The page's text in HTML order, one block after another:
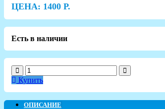
ЦЕНА: 1400 Р.
Есть в наличии
Купить
ОПИСАНИЕ